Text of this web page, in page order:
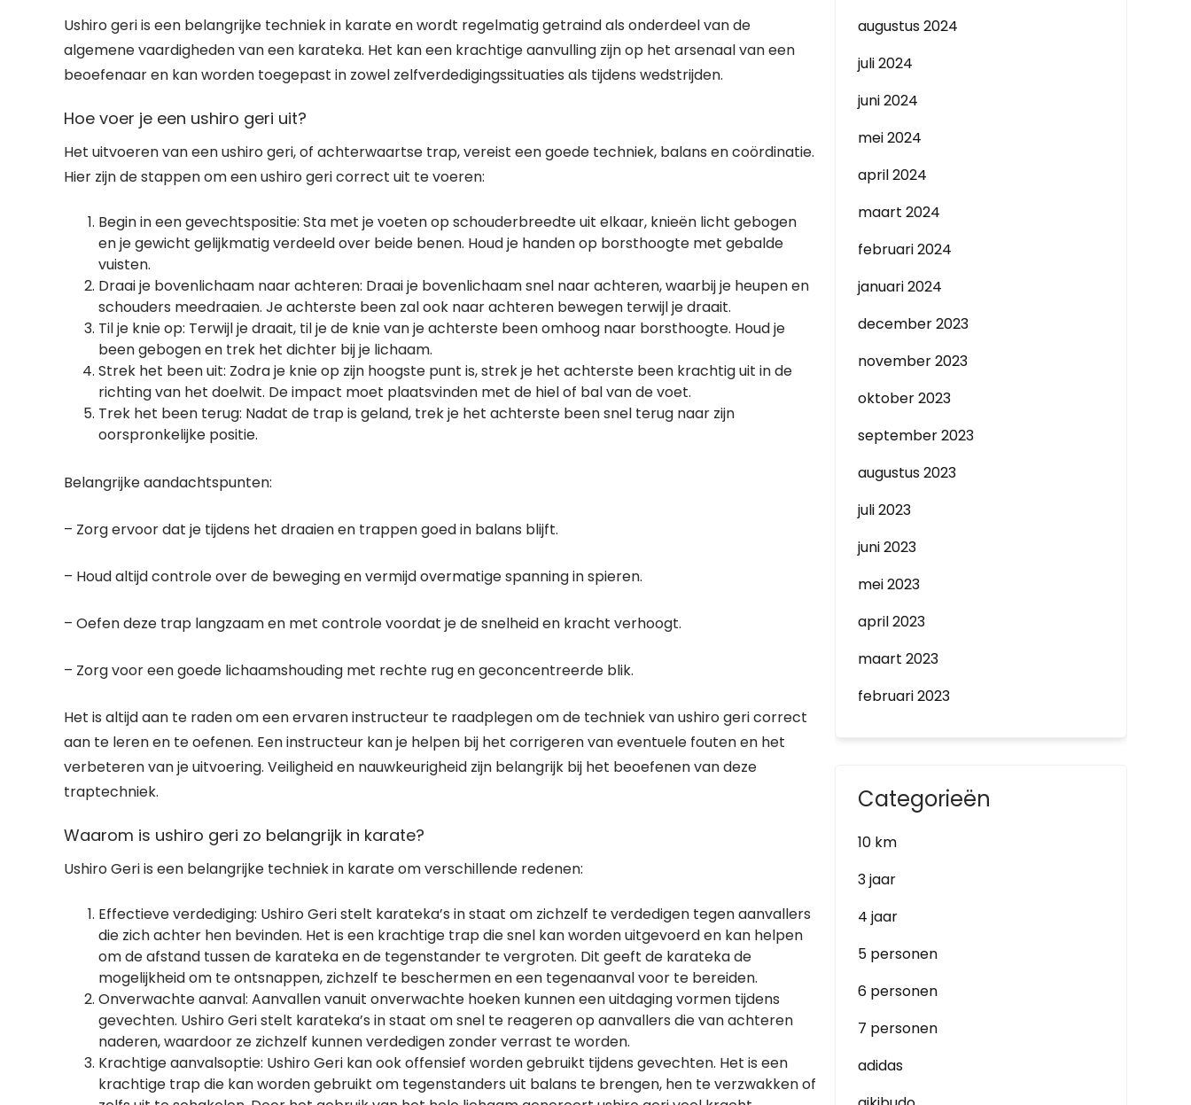
Ushiro geri is een belangrijke techniek in karate en wordt regelmatig getraind als onderdeel van de
algemene vaardigheden van een karateka. Het kan een krachtige aanvulling zijn op het arsenaal van een
beoefenaar en kan worden toegepast in zowel zelfverdedigingssituaties als tijdens wedstrijden.
Hoe voer je een ushiro geri uit?
Het uitvoeren van een ushiro geri, of achterwaartse trap, vereist een goede techniek, balans en coördinatie.
Hier zijn de stappen om een ushiro geri correct uit te voeren:
Begin in een gevechtspositie: Sta met je voeten op schouderbreedte uit elkaar, knieën licht gebogen
en je gewicht gelijkmatig verdeeld over beide benen. Houd je handen op borsthoogte met gebalde
vuisten.
Draai je bovenlichaam naar achteren: Draai je bovenlichaam snel naar achteren, waarbij je heupen en
schouders meedraaien. Je achterste been zal ook naar achteren bewegen terwijl je draait.
Til je knie op: Terwijl je draait, til je de knie van je achterste been omhoog naar borsthoogte. Houd je
been gebogen en trek het dichter bij je lichaam.
Strek het been uit: Zodra je knie op zijn hoogste punt is, strek je het achterste been krachtig uit in de
richting van het doelwit. De impact moet plaatsvinden met de hiel of bal van de voet.
Trek het been terug: Nadat de trap is geland, trek je het achterste been snel terug naar zijn
oorspronkelijke positie.
Belangrijke aandachtspunten:
– Zorg ervoor dat je tijdens het draaien en trappen goed in balans blijft.
– Houd altijd controle over de beweging en vermijd overmatige spanning in spieren.
– Oefen deze trap langzaam en met controle voordat je de snelheid en kracht verhoogt.
– Zorg voor een goede lichaamshouding met rechte rug en geconcentreerde blik.
Het is altijd aan te raden om een ervaren instructeur te raadplegen om de techniek van ushiro geri correct
aan te leren en te oefenen. Een instructeur kan je helpen bij het corrigeren van eventuele fouten en het
verbeteren van je uitvoering. Veiligheid en nauwkeurigheid zijn belangrijk bij het beoefenen van deze
traptechniek.
Waarom is ushiro geri zo belangrijk in karate?
Ushiro Geri is een belangrijke techniek in karate om verschillende redenen:
Effectieve verdediging: Ushiro Geri stelt karateka’s in staat om zichzelf te verdedigen tegen aanvallers
die zich achter hen bevinden. Het is een krachtige trap die snel kan worden uitgevoerd en kan helpen
om de afstand tussen de karateka en de tegenstander te vergroten. Dit geeft de karateka de
mogelijkheid om te ontsnappen, zichzelf te beschermen en een tegenaanval voor te bereiden.
Onverwachte aanval: Aanvallen vanuit onverwachte hoeken kunnen een uitdaging vormen tijdens
gevechten. Ushiro Geri stelt karateka’s in staat om snel te reageren op aanvallers die van achteren
naderen, waardoor ze zichzelf kunnen verdedigen zonder verrast te worden.
Krachtige aanvalsoptie: Ushiro Geri kan ook offensief worden gebruikt tijdens gevechten. Het is een
krachtige trap die kan worden gebruikt om tegenstanders uit balans te brengen, hen te verzwakken of
augustus 2024
juli 2024
juni 2024
mei 2024
april 2024
maart 2024
februari 2024
januari 2024
december 2023
november 2023
oktober 2023
september 2023
augustus 2023
juli 2023
juni 2023
mei 2023
april 2023
maart 2023
februari 2023
Categorieën
10 km
3 jaar
4 jaar
5 personen
6 personen
7 personen
adidas